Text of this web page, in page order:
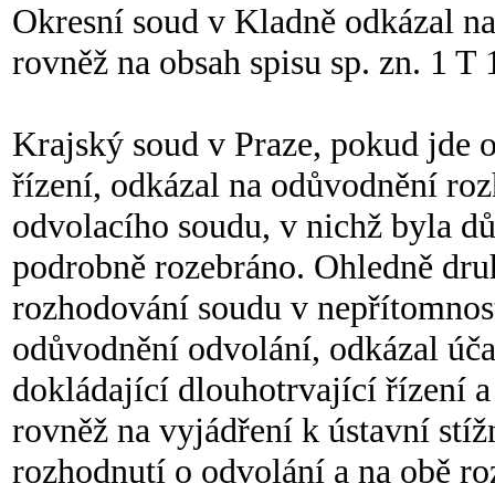
Okresní soud v Kladně odkázal
rovněž na obsah spisu sp. zn. 1 T
Krajský soud v Praze, pokud jde
řízení, odkázal na odůvodnění
odvolacího soudu, v nichž byla
podrobně rozebráno. Ohledně
rozhodování soudu v
odůvodnění odvolání, odkázal
dokládající dlouhotrvající řízení
rovněž na vyjádření k ústavní
rozhodnutí o odvolání a na obě